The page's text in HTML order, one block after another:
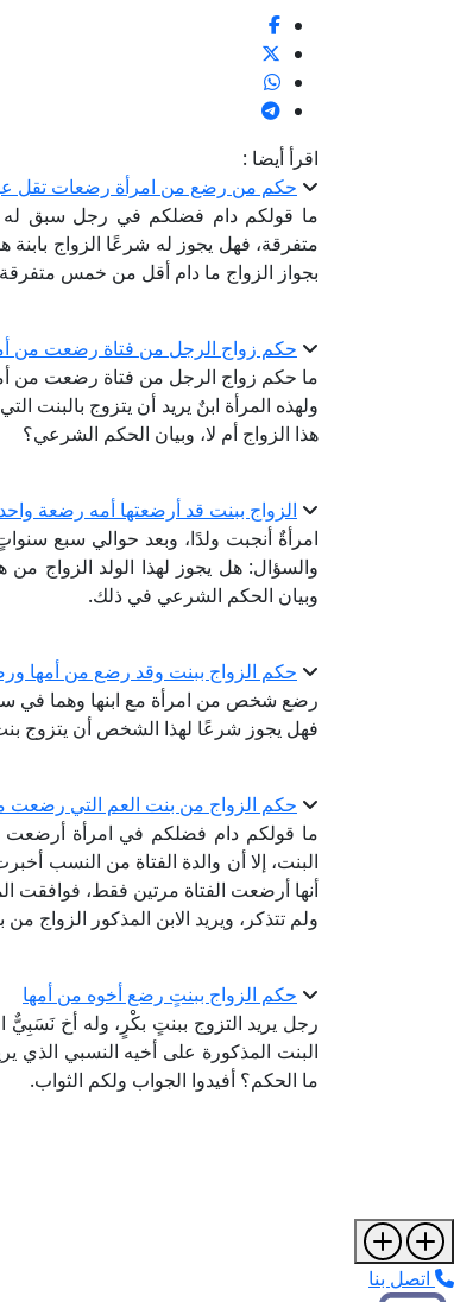
اقرأ أيضا :
حكم من رضع من امرأة رضعات تقل
ما قولكم دام فضلكم في رجل سبق
متفرقة، فهل يجوز له شرعًا الزواج بابنة
بجواز الزواج ما دام أقل من خمس
حكم زواج الرجل من فتاة رضعت من
ما حكم زواج الرجل من فتاة رضعت من
ولهذه المرأة ابنٌ يريد أن يتزوج بالبنت
هذا الزواج أم لا، وبيان الحكم الشرعي؟
الزواج ببنت قد أرضعتها أمه رضعة
امرأةٌ أنجبت ولدًا، وبعد حوالي سبع
والسؤال: هل يجوز لهذا الولد الزواج
وبيان الحكم الشرعي في ذلك.
حكم الزواج ببنت وقد رضع من أمها
رضع شخص من امرأة مع ابنها وهما في
فهل يجوز شرعًا لهذا الشخص أن يتزوج بنت
حكم الزواج من بنت العم التي
ما قولكم دام فضلكم في امرأة أرضعت
البنت، إلا أن والدة الفتاة من النسب
أنها أرضعت الفتاة مرتين فقط، فوافقت
ولم تتذكر، ويريد الابن المذكور
حكم الزواج ببنتٍ رضع أخوه من أمها
رجل يريد التزوج ببنتٍ بكْرٍ، وله أخ
البنت المذكورة على أخيه النسبي الذي
ما الحكم؟ أفيدوا الجواب ولكم الثواب.
اتصل بنا